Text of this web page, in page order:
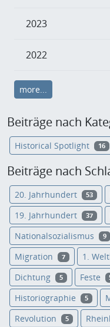
2023
2022
more...
Beiträge nach
Historical Spotlight 16
Beiträge nach
20. Jahrhundert 53
19. Jahrhundert 37
Nationalsozialismus 9
Migration 7 1.
Dichtung 5 Feste
Historiographie 5
Revolution 5